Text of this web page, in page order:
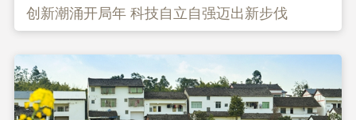
创新潮涌开局年 科技自立自强迈出新步伐